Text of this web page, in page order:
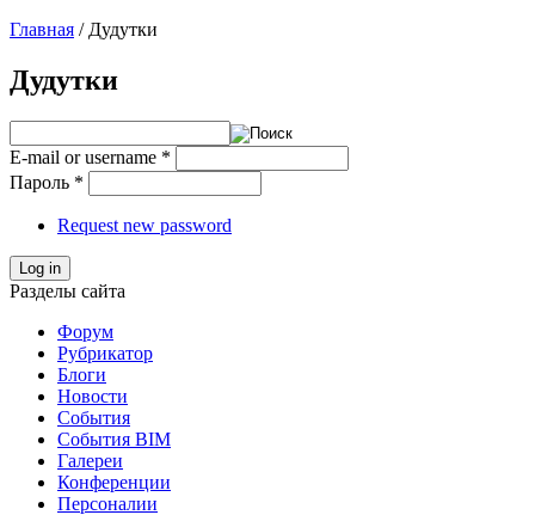
Главная / Дудутки
Дудутки
E-mail or username *
Пароль *
Request new password
Log in
Разделы сайта
Форум
Рубрикатор
Блоги
Новости
События
События BIM
Галереи
Конференции
Персоналии